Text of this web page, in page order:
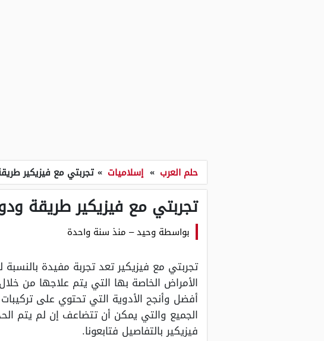
حلم العرب » إسلاميات » تجربتي مع فيزيكير
تجربتي مع فيزيكير طريقة
بواسطة وحيد– منذ سنة واحدة
تجربتي مع فيزيكير تعد تجربة مفيدة
الأمراض الخاصة بها التي يتم علاجها من
أفضل وأنجح الأدوية التي تحتوي على
الجميع والتي يمكن أن تتضاعف إن لم يتم
فيزيكير بالتفاصيل فتابعونا.